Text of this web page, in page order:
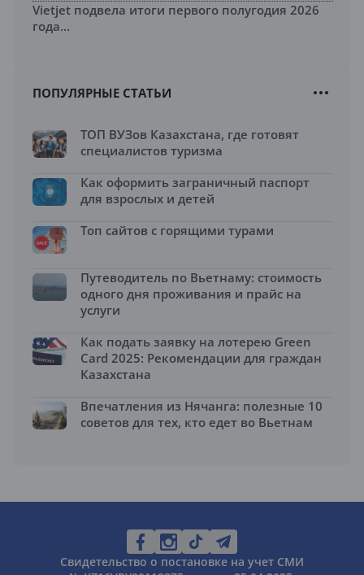
Vietjet подвела итоги первого полугодия 2026
года...
ПОПУЛЯРНЫЕ СТАТЬИ
ТОП ВУЗов Казахстана, где готовят
специалистов туризма
Как оформить заграничный паспорт
для взрослых и детей
Топ сайтов с горящими турами
Путеводитель по Вьетнаму: стоимость
одного дня проживания и прайс на
услуги
Как подать заявку на лотерею Green
Card 2025: Рекомендации для граждан
Казахстана
Впечатления из Нячанга: полезные 10
советов для тех, кто едет во Вьетнам
Свидетельство о постановке на учет СМИ